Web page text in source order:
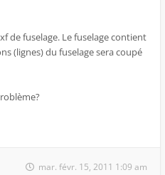
de fuselage. Le fuselage contient
(lignes) du fuselage sera coupé
mar. févr. 15, 2011 1:09 am